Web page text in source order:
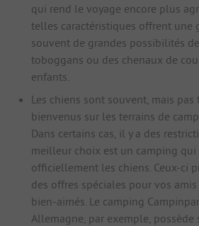
qui rend le voyage encore plus
telles caractéristiques offrent une
souvent de grandes possibilités
toboggans ou des chenaux de
enfants.
Les chiens sont souvent, mais pas
bienvenus sur les terrains de
Dans certains cas, il y a des
meilleur choix est un camping qui
officiellement les chiens. Ceux-ci
des offres spéciales pour vos
bien-aimés. Le camping
Allemagne, par exemple, possède